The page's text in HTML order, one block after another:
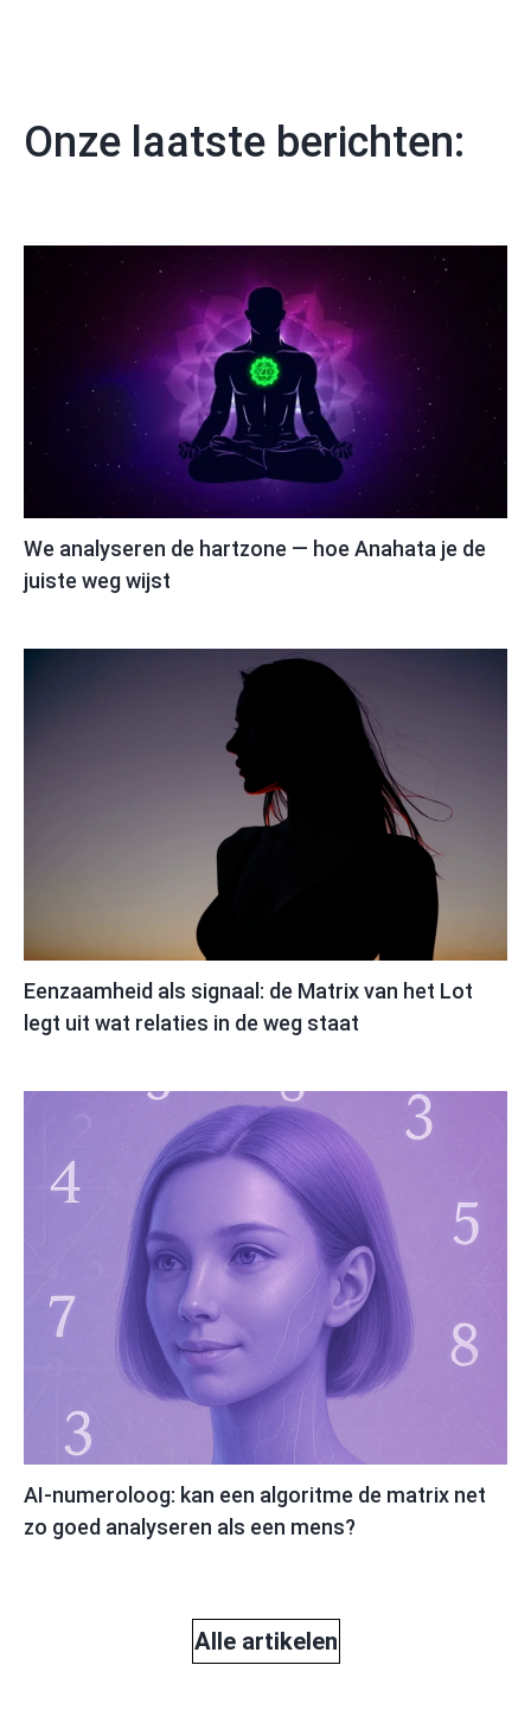
Onze laatste berichten:
We analyseren de hartzone — hoe Anahata je de
juiste weg wijst
Eenzaamheid als signaal: de Matrix van het Lot
legt uit wat relaties in de weg staat
AI-numeroloog: kan een algoritme de matrix net
zo goed analyseren als een mens?
Alle artikelen